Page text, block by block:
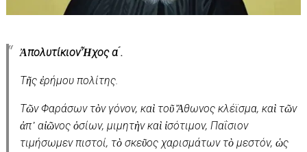
ἈπολυτίκιονἮχος α ́.
Τῆς ἐρήμου πολίτης.
Τῶν Φαράσων τὸν γόνον, καὶ τοῦ Ἄθωνος κλέϊσμα, καὶ τῶν
ἀπ᾿ αἰῶνος ὁσίων, μιμητὴν καὶ ἰσότιμον, Παΐσιον
τιμήσωμεν πιστοί, τὸ σκεῦος χαρισμάτων τὸ μεστόν, ὡς